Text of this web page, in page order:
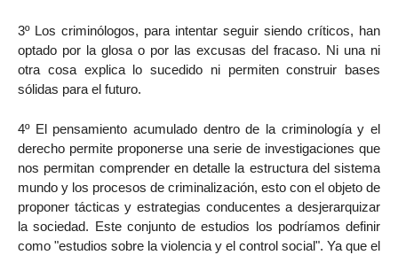
3º Los criminólogos, para intentar seguir siendo críticos, han
optado por la glosa o por las excusas del fracaso. Ni una ni
otra cosa explica lo sucedido ni permiten construir bases
sólidas para el futuro.
4º El pensamiento acumulado dentro de la criminología y el
derecho permite proponerse una serie de investigaciones que
nos permitan comprender en detalle la estructura del sistema
mundo y los procesos de criminalización, esto con el objeto de
proponer tácticas y estrategias conducentes a desjerarquizar
la sociedad. Este conjunto de estudios los podríamos definir
como "estudios sobre la violencia y el control social". Ya que el